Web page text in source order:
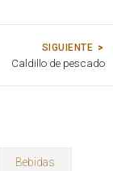
SIGUIENTE
Caldillo de pescado
Bebidas